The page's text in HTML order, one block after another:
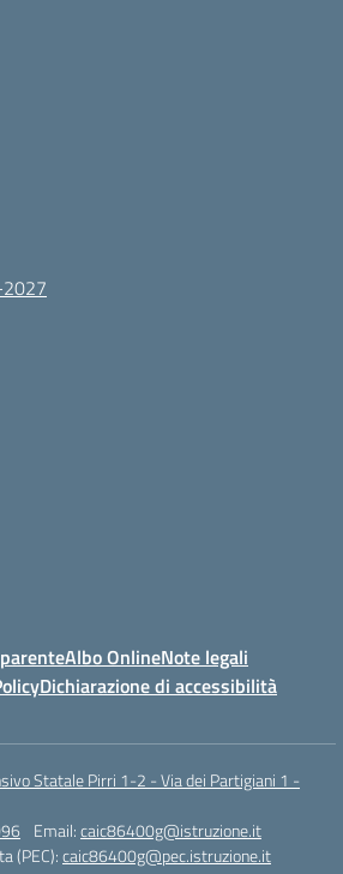
Albo OnlineNote legali
Dichiarazione di accessibilità
Statale Pirri 1-2 - Via dei Partigiani 1 -
Email:caic86400g@istruzione.it
(PEC):caic86400g@pec.istruzione.it